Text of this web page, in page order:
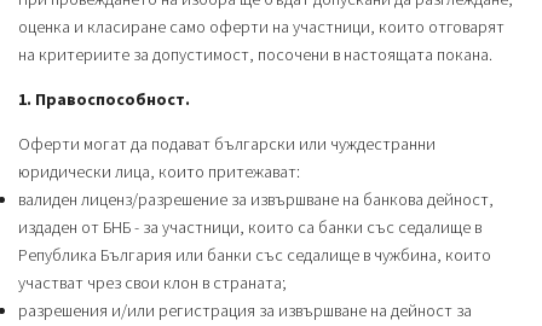
оценка и класиране само оферти на участници, които отговарят
на критериите за допустимост, посочени в настоящата покана.
1. Правоспособност.
Оферти могат да подават български или чуждестранни
юридически лица, които притежават:
валиден лиценз/разрешение за извършване на банкова дейност,
издаден от БНБ - за участници, които са банки със седалище в
Република България или банки със седалище в чужбина, които
участват чрез свои клон в страната;
разрешения и/или регистрация за извършване на дейност за